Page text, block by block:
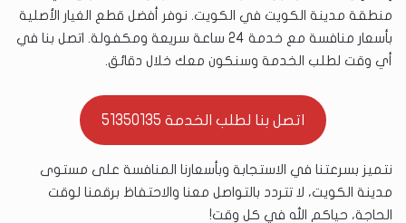
منطقة مدينة الكويت في الكويت. نوفر أفضل قطع الغيار الأصلية
بأسعار منافسة مع خدمة 24 ساعة سريعة ومكفولة. اتصل بنا في
أي وقت لطلب الخدمة وسنكون معك خلال دقائق.
اتصل بنا لطلب الخدمة 51350135
نتميز بسرعتنا في الاستجابة وبأسعارنا المنافسة على مستوى
مدينة الكويت، لا تتردد بالتواصل معنا والاحتفاظ برقمنا لوقت
الحاجة، حياكم الله في كل وقت!